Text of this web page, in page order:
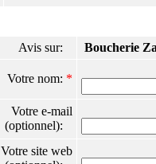
Avis sur: Boucherie
Votre nom: *
Votre e-mail
(optionnel):
Votre site web